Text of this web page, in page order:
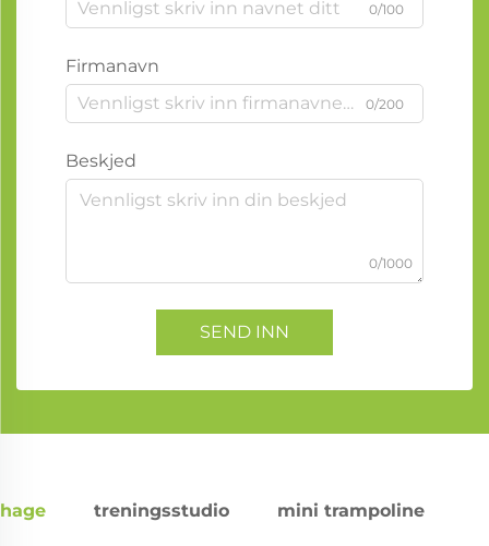
0/100
Firmanavn
0/200
Beskjed
0/1000
SEND INN
hage treningsstudio mini trampoline